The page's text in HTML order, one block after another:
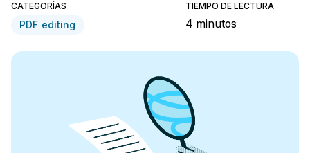
CATEGORÍAS
PDF editing
TIEMPO DE LECTURA
4 minutos